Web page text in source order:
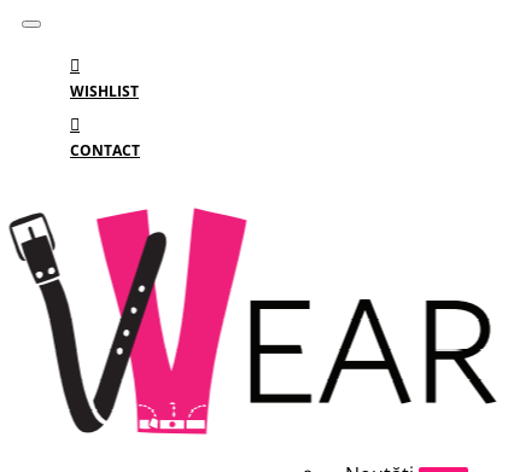
WISHLIST
CONTACT
Meniu
MENIU
Categorii
Branduri